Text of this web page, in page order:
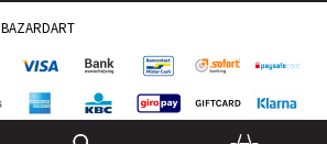
BAZARDART